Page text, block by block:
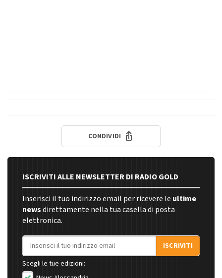
CONDIVIDI
ISCRIVITI ALLE NEWSLETTER DI RADIO GOLD
Inserisci il tuo indirizzo email per ricevere le ultime
newsdirettamente nella tua casella di posta
elettronica.
Indirizzo email
ISCRIVITI
Scegli le tue edizioni: